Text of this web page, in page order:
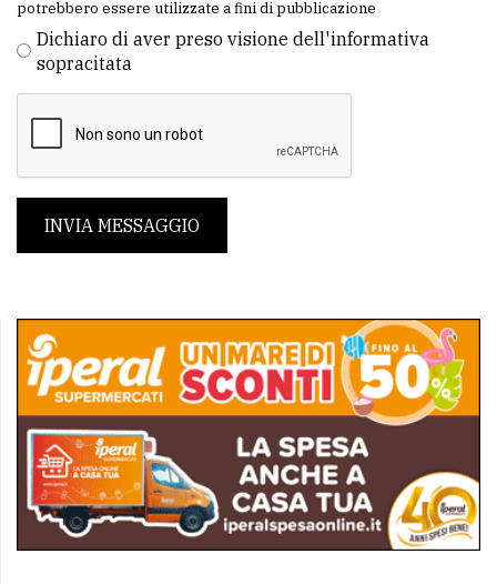
potrebbero essere utilizzate a fini di pubblicazione
Dichiaro di aver preso visione dell'informativa
sopracitata
INVIA MESSAGGIO